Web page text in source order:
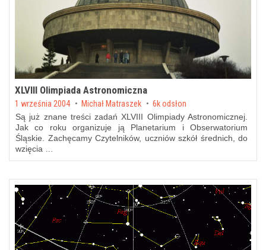
XLVIII Olimpiada Astronomiczna
Posted on
1 września 2004 by Michał Matraszek 6k odsłon
Są już znane treści zadań XLVIII Olimpiady Astronomicznej.
Jak co roku organizuje ją
Planetarium i Obserwatorium
Śląskie . Zachęcamy Czytelników, uczniów szkół średnich, do
wzięcia …